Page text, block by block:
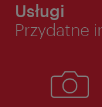
Usługi
Przydatne